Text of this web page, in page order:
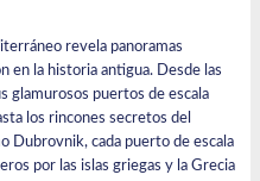
revela panoramas
en la historia antigua. Desde las
glamurosos puertos de escala
los rincones secretos del
Dubrovnik, cada puerto de escala
por las islas griegas y la Grecia